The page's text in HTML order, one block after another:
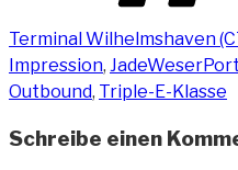
Terminal Wilhelmshaven
Impression, JadeWeserPort
Outbound, Triple-E-Klasse
Schreibe einen